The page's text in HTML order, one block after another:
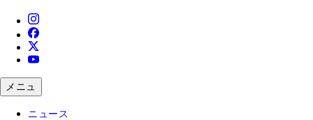
メニュ
ニュース